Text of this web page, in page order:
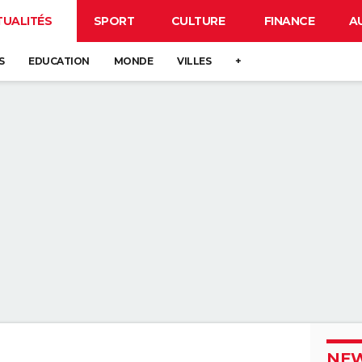
SPORT CULTURE FINANCE
EDUCATION MONDE VILLES +